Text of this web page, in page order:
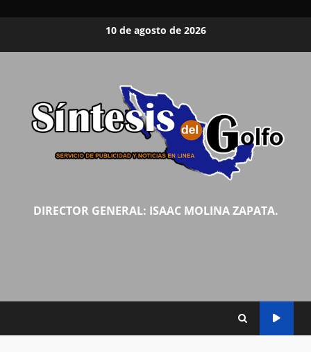
10 de agosto de 2026
DIRECTOR GENERAL: ISAAC MOLINA ZAPATA.